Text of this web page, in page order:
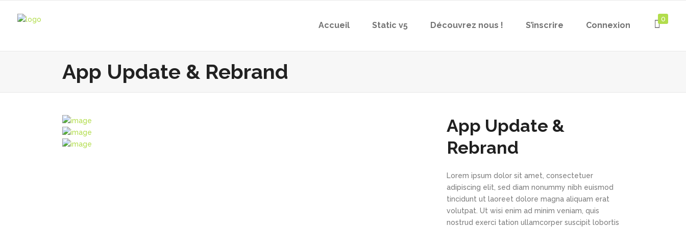
Accueil Static v5 Découvrez nous ! S’inscrire Connexion
0
App Update & Rebrand
App Update &
Rebrand
Lorem ipsum dolor sit amet, consectetuer
adipiscing elit, sed diam nonummy nibh euismod
tincidunt ut laoreet dolore magna aliquam erat
volutpat. Ut wisi enim ad minim veniam, quis
nostrud exerci tation ullamcorper suscipit lobortis